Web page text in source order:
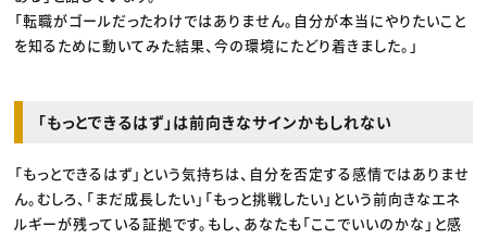
「転職がゴールだったわけではありません。自分が本当にやりたいこと
を知るために動いてみた結果、今の環境にたどり着きました。」
「もっとできるはず」は前向きなサインかもしれない
「もっとできるはず」という気持ちは、自分を否定する感情ではありませ
ん。むしろ、「まだ成長したい」「もっと挑戦したい」という前向きなエネ
ルギーが残っている証拠です。もし、あなたも「ここでいいのかな」と感